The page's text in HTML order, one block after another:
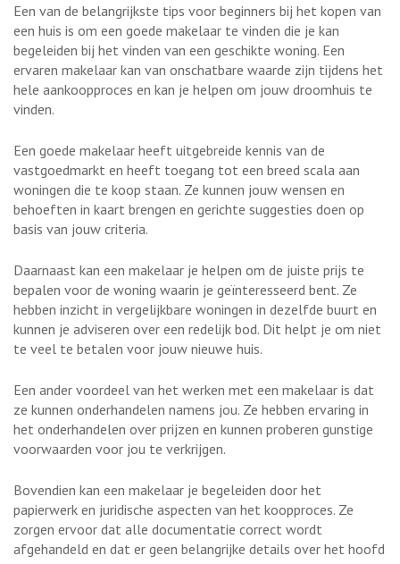
Een van de belangrijkste tips voor beginners bij het kopen van
een huis is om een goede makelaar te vinden die je kan
begeleiden bij het vinden van een geschikte woning. Een
ervaren makelaar kan van onschatbare waarde zijn tijdens het
hele aankoopproces en kan je helpen om jouw droomhuis te
vinden.
Een goede makelaar heeft uitgebreide kennis van de
vastgoedmarkt en heeft toegang tot een breed scala aan
woningen die te koop staan. Ze kunnen jouw wensen en
behoeften in kaart brengen en gerichte suggesties doen op
basis van jouw criteria.
Daarnaast kan een makelaar je helpen om de juiste prijs te
bepalen voor de woning waarin je geïnteresseerd bent. Ze
hebben inzicht in vergelijkbare woningen in dezelfde buurt en
kunnen je adviseren over een redelijk bod. Dit helpt je om niet
te veel te betalen voor jouw nieuwe huis.
Een ander voordeel van het werken met een makelaar is dat
ze kunnen onderhandelen namens jou. Ze hebben ervaring in
het onderhandelen over prijzen en kunnen proberen gunstige
voorwaarden voor jou te verkrijgen.
Bovendien kan een makelaar je begeleiden door het
papierwerk en juridische aspecten van het koopproces. Ze
zorgen ervoor dat alle documentatie correct wordt
afgehandeld en dat er geen belangrijke details over het hoofd